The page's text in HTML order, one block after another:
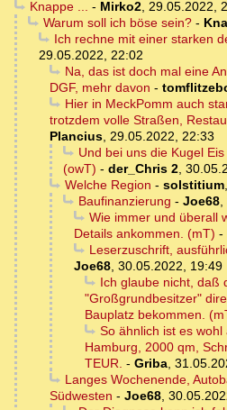
Knappe ... - Mirko2, 29.05.2022,
Warum soll ich böse sein?-
Ich rechne mit einer starken
29.05.2022, 22:02
Na, das ist doch mal eine
DGF, mehr davon -
Hier in MeckPomm auch
trotzdem volle Straßen,
Plancius, 29.05.2022, 22:33
Und bei uns die Kugel
(owT) - der_Chris 2,
Welche Region - solstitium,
Baufinanzierung - Joe68,
Wie immer und überall
Details ankommen. (mT) -
Leserzuschrift,
Joe68, 30.05.2022, 19:49
Ich glaube nicht, daß
"Großgrundbesitzer"
Bauplatz bekommen.
So ähnlich ist es
Hamburg, 2000 qm,
TEUR. - Griba,
Langes Wochenende,
Südwesten - Joe68,